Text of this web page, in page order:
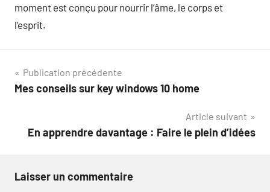
moment est conçu pour nourrir l’âme, le corps et
l’esprit.
Navigation
de
Publication précédente
Mes conseils sur key windows 10 home
Article suivant
En apprendre davantage : Faire le plein d’idées
Laisser un commentaire